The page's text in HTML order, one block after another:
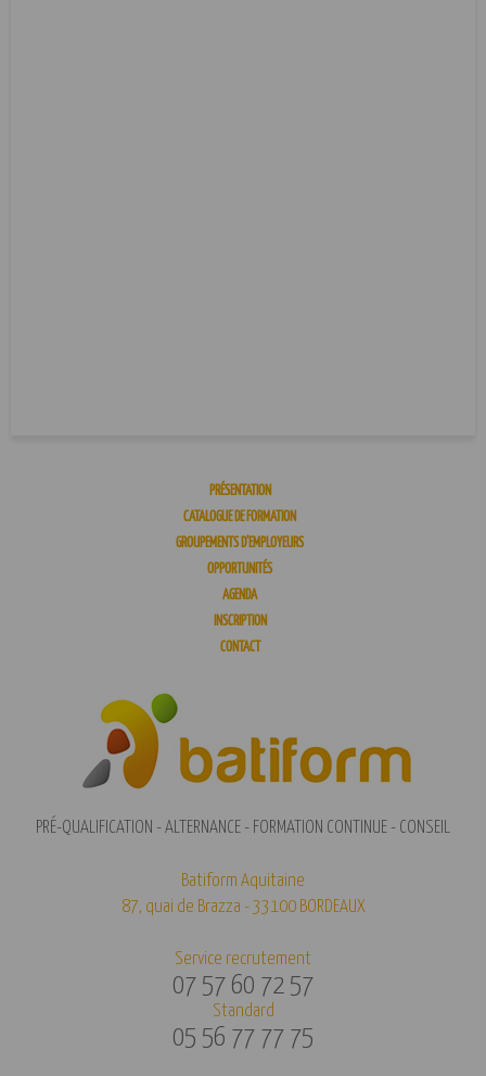
PRÉSENTATION
CATALOGUE DE FORMATION
GROUPEMENTS D’EMPLOYEURS
OPPORTUNITÉS
AGENDA
INSCRIPTION
CONTACT
PRÉ-QUALIFICATION - ALTERNANCE - FORMATION CONTINUE - CONSEIL
Batiform Aquitaine
87, quai de Brazza - 33100 BORDEAUX
Service recrutement
07 57 60 72 57
Standard
05 56 77 77 75